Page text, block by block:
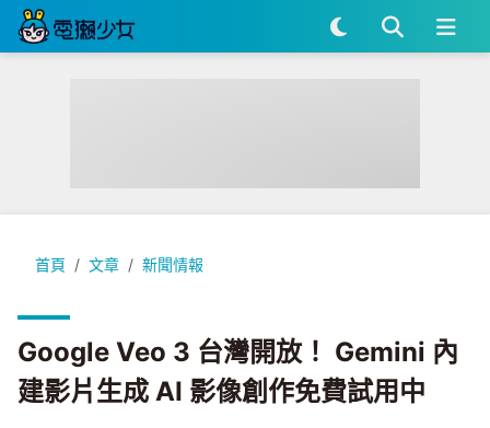
首頁 文章 新聞情報
Google Veo 3 台灣開放！ Gemini 內建影片生成 AI 影像創作
Google Veo 3 台灣開放！ Gemini 內
建影片生成 AI 影像創作免費試用中